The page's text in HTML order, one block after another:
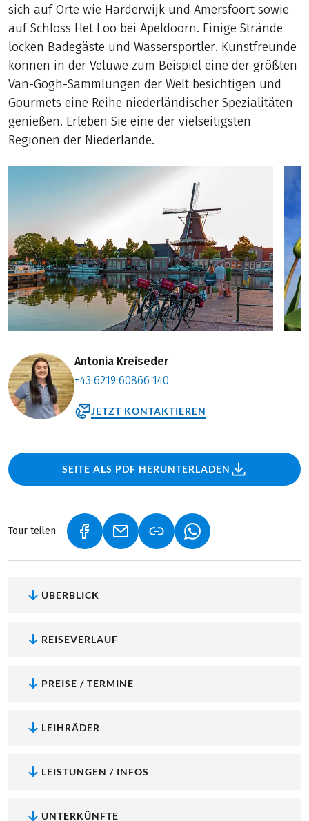
sich auf Orte wie Harderwijk und Amersfoort sowie
auf Schloss Het Loo bei Apeldoorn. Einige Strände
locken Badegäste und Wassersportler. Kunstfreunde
können in der Veluwe zum Beispiel eine der größten
Van-Gogh-Sammlungen der Welt besichtigen und
Gourmets eine Reihe niederländischer Spezialitäten
genießen. Erleben Sie eine der vielseitigsten
Regionen der Niederlande.
Antonia Kreiseder
+43 6219 60866 140
JETZT KONTAKTIEREN
SEITE ALS PDF HERUNTERLADEN
Tour teilen (LINK ÖFFNET IN NEUEM TAB)
(LINK ÖFFNET IN NEUEM TAB)
(LINK ÖFFNET IN
ÜBERBLICK
REISEVERLAUF
PREISE / TERMINE
LEIHRÄDER
LEISTUNGEN / INFOS
UNTERKÜNFTE